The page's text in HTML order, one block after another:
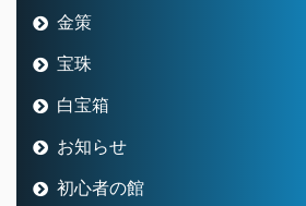
金策
宝珠
白宝箱
お知らせ
初心者の館